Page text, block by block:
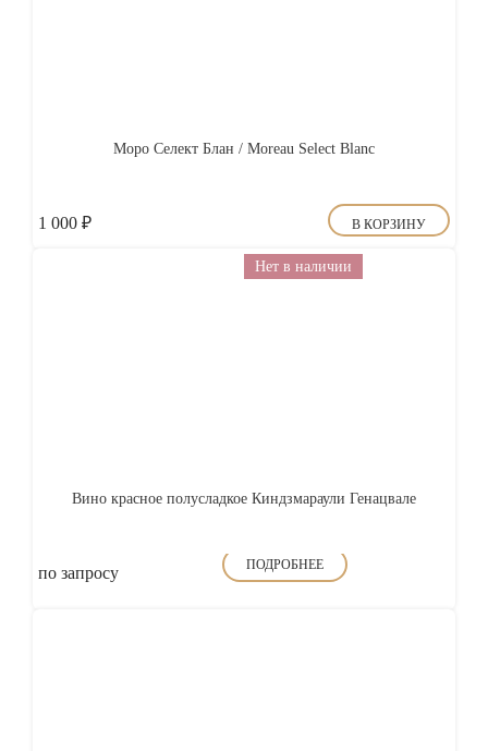
Моро Селект Блан / Moreau Select Blanc
1 000 ₽ В КОРЗИНУ
Нет в наличии
Вино красное полусладкое Киндзмараули Генацвале
по запросу ПОДРОБНЕЕ